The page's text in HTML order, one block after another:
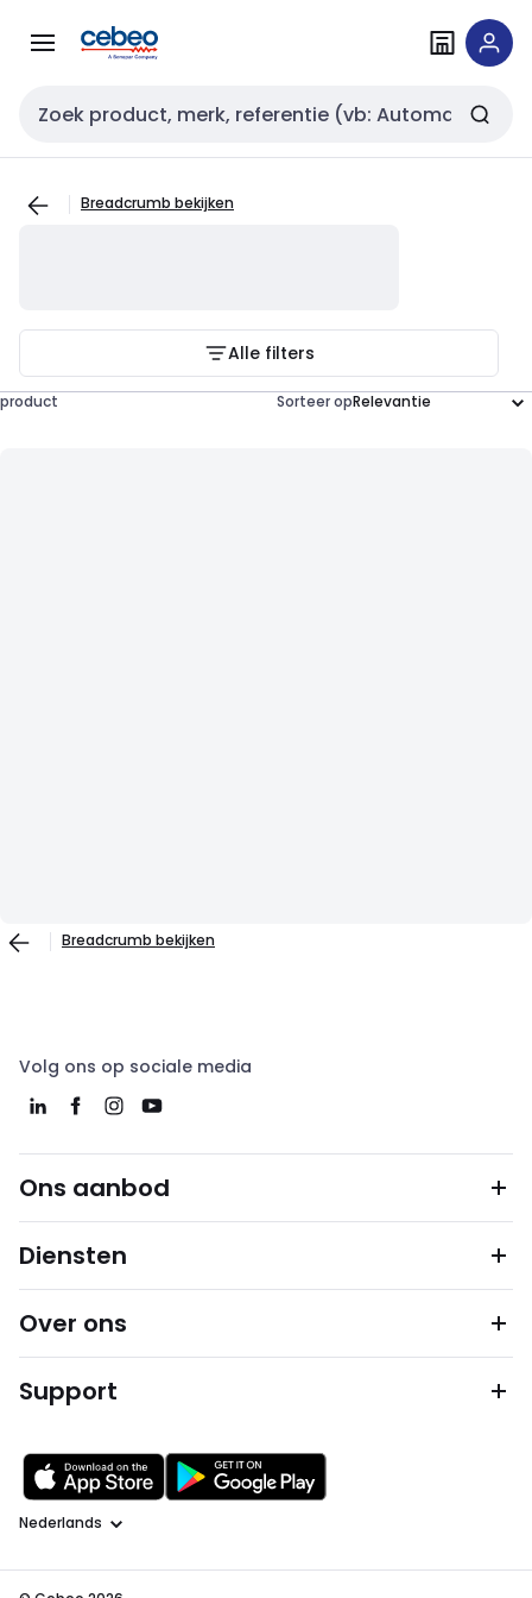
naar
naar
Zoekveld invoer
Breadcrumb bekijken
Alle filters
product Sorteer op
Breadcrumb bekijken
Volg ons op sociale media
Ons aanbod
Diensten
Over ons
Support
Taal